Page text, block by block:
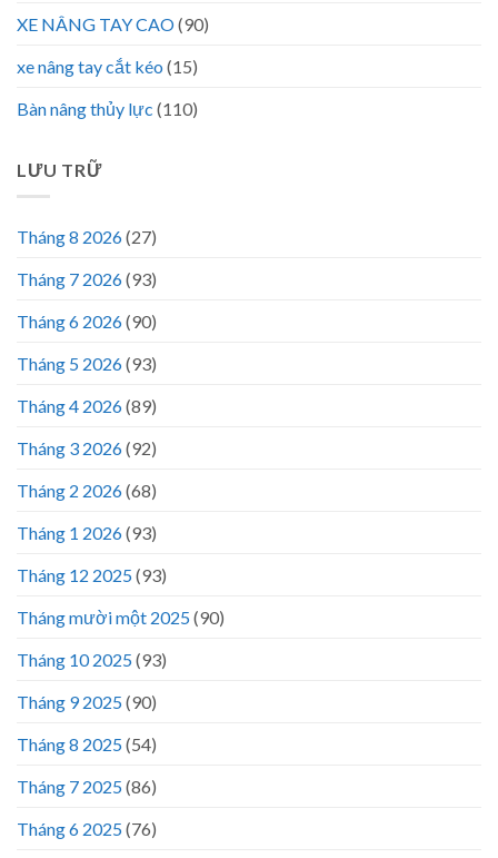
XE NÂNG TAY CAO(90)
xe nâng tay cắt kéo (15)
Bàn nâng thủy lực (110)
LƯU TRỮ
Tháng 8 2026(27)
Tháng 7 2026(93)
Tháng 6 2026(90)
Tháng 5 2026(93)
Tháng 4 2026(89)
Tháng 3 2026(92)
Tháng 2 2026(68)
Tháng 1 2026(93)
Tháng 12 2025(93)
Tháng mười một 2025(90)
Tháng 10 2025(93)
Tháng 9 2025(90)
Tháng 8 2025(54)
Tháng 7 2025(86)
Tháng 6 2025(76)